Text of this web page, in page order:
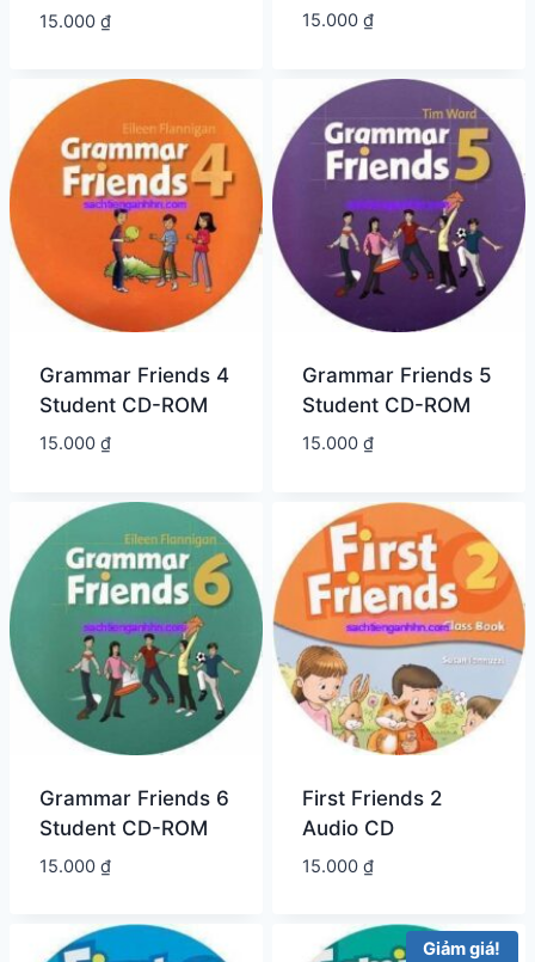
15.000 ₫ 15.000 ₫
Grammar Friends 4
Student CD-ROM
15.000 ₫
Grammar Friends 5
Student CD-ROM
15.000 ₫
Grammar Friends 6
Student CD-ROM
15.000 ₫
First Friends 2
Audio CD
15.000 ₫
Giảm giá!